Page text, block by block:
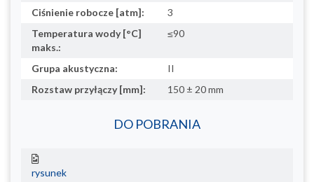
Ciśnienie robocze [atm]:
3
Temperatura wody [°C]
maks.:
≤90
Grupa akustyczna:
II
Rozstaw przyłączy [mm]:
150 ± 20 mm
DO POBRANIA
rysunek